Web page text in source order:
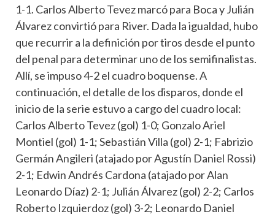
1-1. Carlos Alberto Tevez marcó para Boca y Julián
Álvarez convirtió para River. Dada la igualdad, hubo
que recurrir a la definición por tiros desde el punto
del penal para determinar uno de los semifinalistas.
Allí, se impuso 4-2 el cuadro boquense. A
continuación, el detalle de los disparos, donde el
inicio de la serie estuvo a cargo del cuadro local:
Carlos Alberto Tevez (gol) 1-0; Gonzalo Ariel
Montiel (gol) 1-1; Sebastián Villa (gol) 2-1; Fabrizio
Germán Angileri (atajado por Agustín Daniel Rossi)
2-1; Edwin Andrés Cardona (atajado por Alan
Leonardo Díaz) 2-1; Julián Álvarez (gol) 2-2; Carlos
Roberto Izquierdoz (gol) 3-2; Leonardo Daniel